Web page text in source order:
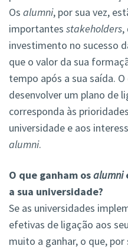
Os alumni, por sua vez,
importantes stakeholders,
investimento no sucesso
que o valor da sua
tempo após a sua saída.
desenvolver um plano de
corresponda às
universidade e aos
alumni.
O que ganham osalumni
a sua universidade?
Se as universidades
efetivas de ligação aos
muito a ganhar, o que,